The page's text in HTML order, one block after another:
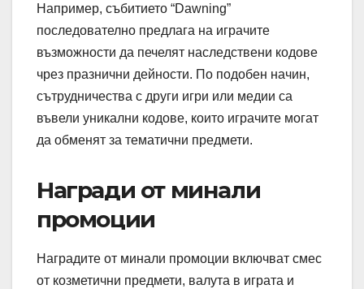
Например, събитието “Dawning”
последователно предлага на играчите
възможности да печелят наследствени кодове
чрез празнични дейности. По подобен начин,
сътрудничества с други игри или медии са
въвели уникални кодове, които играчите могат
да обменят за тематични предмети.
Награди от минали
промоции
Наградите от минали промоции включват смес
от козметични предмети, валута в играта и